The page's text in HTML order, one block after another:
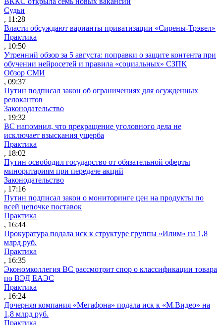
Судьи
, 11:28
Власти обсуждают варианты приватизации «Сирены-Трэвел»
Практика
, 10:50
Утренний обзор за 5 августа: поправки о защите контента при
обучении нейросетей и правила «социальных» СЗПК
Обзор СМИ
, 09:37
Путин подписал закон об ограничениях для осужденных
релокантов
Законодательство
, 19:32
ВС напомнил, что прекращение уголовного дела не
исключает взыскания ущерба
Практика
, 18:02
Путин освободил государство от обязательной оферты
миноритариям при передаче акций
Законодательство
, 17:16
Путин подписал закон о мониторинге цен на продукты по
всей цепочке поставок
Практика
, 16:44
Прокуратура подала иск к структуре группы «Илим» на 1,8
млрд руб.
Практика
, 16:35
Экономколлегия ВС рассмотрит спор о классификации товара
по ВЭД ЕАЭС
Практика
, 16:24
Дочерняя компания «Мегафона» подала иск к «М.Видео» на
1,8 млрд руб.
Практика